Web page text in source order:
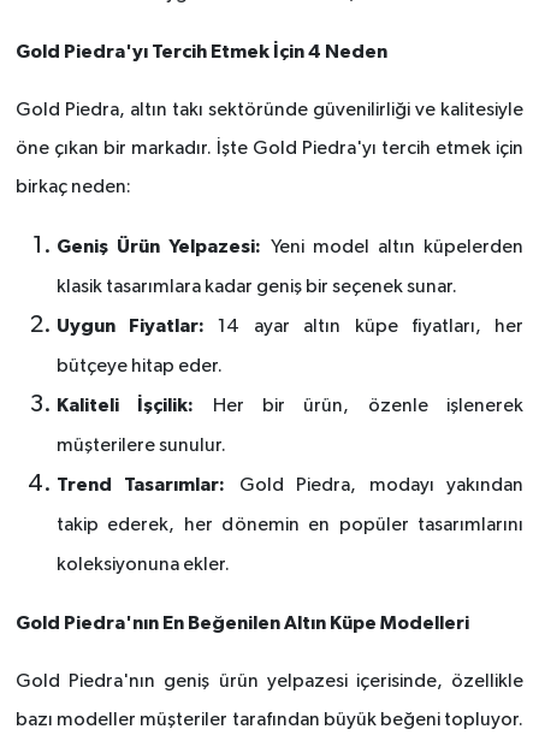
Gold Piedra'yı Tercih Etmek İçin 4 Neden
Gold Piedra, altın takı sektöründe güvenilirliği ve kalitesiyle
öne çıkan bir markadır. İşte Gold Piedra'yı tercih etmek için
birkaç neden:
Geniş Ürün Yelpazesi: Yeni model altın küpelerden
klasik tasarımlara kadar geniş bir seçenek sunar.
Uygun Fiyatlar: 14 ayar altın küpe fiyatları, her
bütçeye hitap eder.
Kaliteli İşçilik: Her bir ürün, özenle işlenerek
müşterilere sunulur.
Trend Tasarımlar: Gold Piedra, modayı yakından
takip ederek, her d önemin en popüler tasarımlarını
koleksiyonuna ekler.
Gold Piedra'nın En Beğenilen Altın Küpe Modelleri
Gold Piedra'nın geniş ürün yelpazesi içerisinde, özellikle
bazı modeller müşteriler tarafından büyük beğeni topluyor.